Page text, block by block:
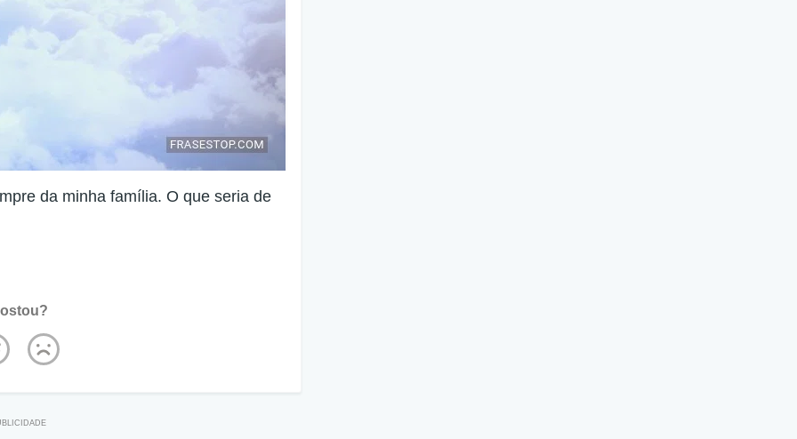
da minha família. O que seria de